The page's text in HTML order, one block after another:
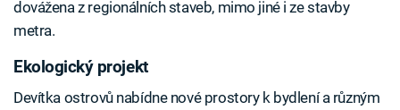
dovážena z regionálních staveb, mimo jiné i ze stavby
metra.
Ekologický projekt
Devítka ostrovů nabídne nové prostory k bydlení a různým